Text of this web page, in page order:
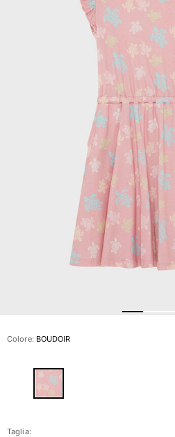
Classico ultraleggero
Ricamati Edizione Numerata
Cintura piatta
Classico corto
Classico lungo
Rash guard
Vedi tutti i Costumi da bagno
Abbigliamento
Camicie
Bermuda
Pullover e Cardigan
Capispalla
Taglie forti
Colore: BOUDOIR
Taglia: